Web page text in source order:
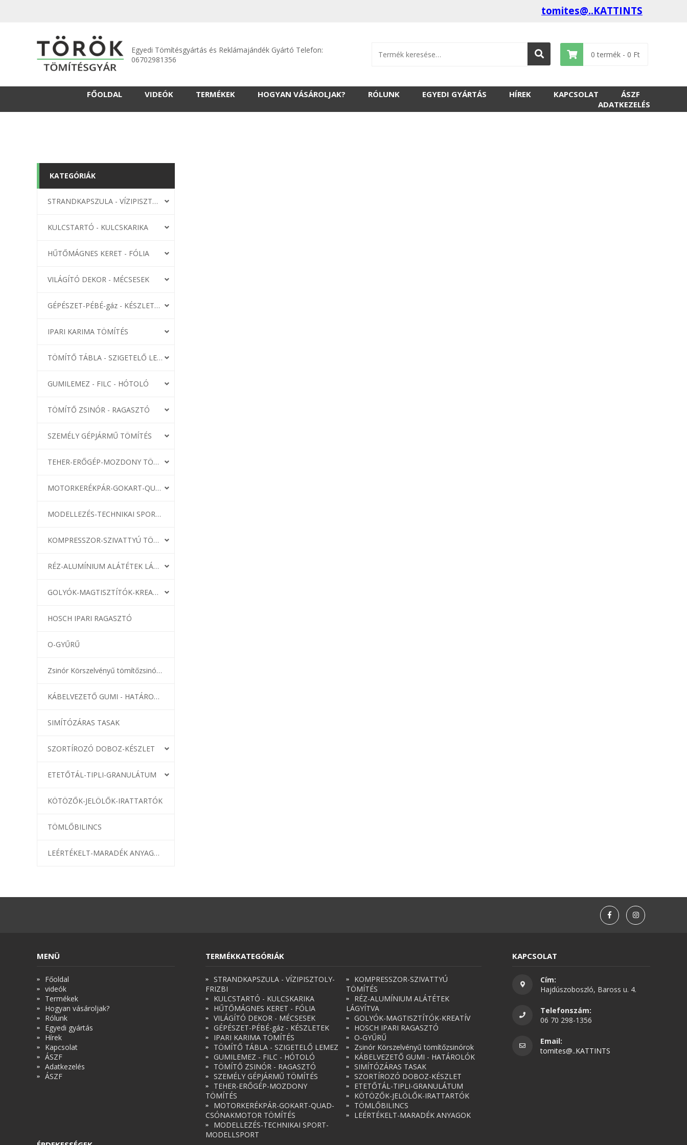
tomites@..KATTINTS
Egyedi Tömítésgyártás és Reklámajándék Gyártó Telefon:
06702981356
0 termék - 0 Ft
FŐOLDAL VIDEÓK TERMÉKEK HOGYAN VÁSÁROLJAK? RÓLUNK EGYEDI GYÁRTÁS HÍREK KAPCSOLAT
ÁSZF
ADATKEZELÉS
KATEGÓRIÁK
STRANDKAPSZULA - VÍZIPISZTOLY-FRIZBI
KULCSTARTÓ - KULCSKARIKA
HŰTŐMÁGNES KERET - FÓLIA
VILÁGÍTÓ DEKOR - MÉCSESEK
GÉPÉSZET-PÉBÉ-gáz - KÉSZLETEK
IPARI KARIMA TÖMÍTÉS
TÖMÍTŐ TÁBLA - SZIGETELŐ LEMEZ
GUMILEMEZ - FILC - HÓTOLÓ
TÖMÍTŐ ZSINÓR - RAGASZTÓ
SZEMÉLY GÉPJÁRMŰ TÖMÍTÉS
TEHER-ERŐGÉP-MOZDONY TÖMÍTÉS
MOTORKERÉKPÁR-GOKART-QUAD-CSÓNAKMOTOR TÖMÍTÉS
MODELLEZÉS-TECHNIKAI SPORT-MODELLSPORT
KOMPRESSZOR-SZIVATTYÚ TÖMÍTÉS
RÉZ-ALUMÍNIUM ALÁTÉTEK LÁGYÍTVA
GOLYÓK-MAGTISZTÍTÓK-KREATÍV
HOSCH IPARI RAGASZTÓ
O-GYŰRŰ
Zsinór Körszelvényű tömítőzsinórok
KÁBELVEZETŐ GUMI - HATÁROLÓK
SIMÍTÓZÁRAS TASAK
SZORTÍROZÓ DOBOZ-KÉSZLET
ETETŐTÁL-TIPLI-GRANULÁTUM
KÖTÖZŐK-JELÖLŐK-IRATTARTÓK
TÖMLŐBILINCS
LEÉRTÉKELT-MARADÉK ANYAGOK
MENÜ
Főoldal
videók
Termékek
Hogyan vásároljak?
Rólunk
Egyedi gyártás
Hírek
Kapcsolat
ÁSZF
Adatkezelés
ÁSZF
TERMÉKKATEGÓRIÁK
STRANDKAPSZULA - VÍZIPISZTOLY-
FRIZBI
KULCSTARTÓ - KULCSKARIKA
HŰTŐMÁGNES KERET - FÓLIA
VILÁGÍTÓ DEKOR - MÉCSESEK
GÉPÉSZET-PÉBÉ-gáz - KÉSZLETEK
IPARI KARIMA TÖMÍTÉS
TÖMÍTŐ TÁBLA - SZIGETELŐ LEMEZ
GUMILEMEZ - FILC - HÓTOLÓ
TÖMÍTŐ ZSINÓR - RAGASZTÓ
SZEMÉLY GÉPJÁRMŰ TÖMÍTÉS
TEHER-ERŐGÉP-MOZDONY
TÖMÍTÉS
MOTORKERÉKPÁR-GOKART-QUAD-
CSÓNAKMOTOR TÖMÍTÉS
MODELLEZÉS-TECHNIKAI SPORT-
MODELLSPORT
KOMPRESSZOR-SZIVATTYÚ
TÖMÍTÉS
RÉZ-ALUMÍNIUM ALÁTÉTEK
LÁGYÍTVA
GOLYÓK-MAGTISZTÍTÓK-KREATÍV
HOSCH IPARI RAGASZTÓ
O-GYŰRŰ
Zsinór Körszelvényű tömítőzsinórok
KÁBELVEZETŐ GUMI - HATÁROLÓK
SIMÍTÓZÁRAS TASAK
SZORTÍROZÓ DOBOZ-KÉSZLET
ETETŐTÁL-TIPLI-GRANULÁTUM
KÖTÖZŐK-JELÖLŐK-IRATTARTÓK
TÖMLŐBILINCS
LEÉRTÉKELT-MARADÉK ANYAGOK
KAPCSOLAT
Cím:
Hajdúszoboszló, Baross u. 4.
Telefonszám:
06 70 298-1356
Email:
tomites@..KATTINTS